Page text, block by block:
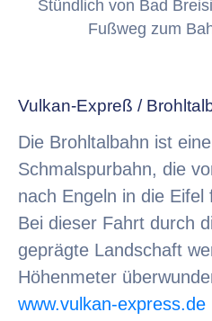
Stündlich von Bad
Fußweg zum
Vulkan-Expreß /
Die Brohltalbahn ist
Schmalspurbahn, die
nach Engeln in die Eifel
Bei dieser Fahrt durch
geprägte Landschaft
Höhenmeter
www.vulkan-express.de